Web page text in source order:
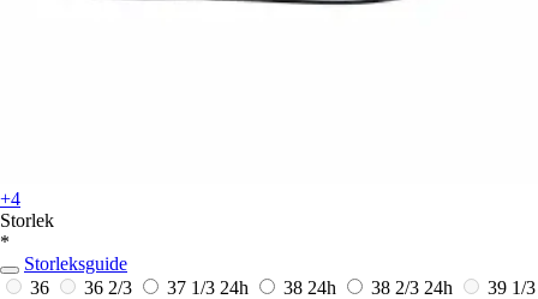
+4
Storlek
*
Storleksguide
36
36 2/3 37 1/3 24h 38 24h 38 2/3 24h
39 1/3